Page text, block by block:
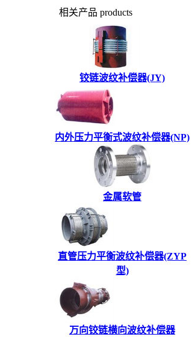
相关产品 products
铰链波纹补偿器(JY)
内外压力平衡式波纹补偿器(NP)
金属软管
直管压力平衡波纹补偿器(ZYP
型)
万向铰链横向波纹补偿器